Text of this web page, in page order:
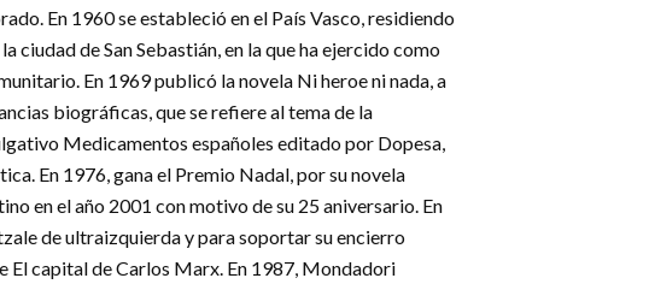
En 1960 se estableció en el País Vasco, residiendo
ciudad de San Sebastián, en la que ha ejercido como
En 1969 publicó la novela Ni heroe ni nada, a
biográficas, que se refiere al tema de la
Medicamentos españoles editado por Dopesa,
En 1976, gana el Premio Nadal, por su novela
en el año 2001 con motivo de su 25 aniversario. En
de ultraizquierda y para soportar su encierro
El capital de Carlos Marx. En 1987, Mondadori